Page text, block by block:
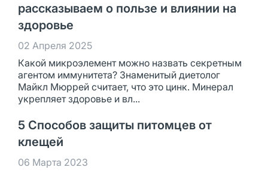
рассказываем о пользе и влиянии на
здоровье
02 Апреля 2025
Какой микроэлемент можно назвать секретным
агентом иммунитета? Знаменитый диетолог
Майкл Мюррей считает, что это цинк. Минерал
укрепляет здоровье и вл...
5 Способов защиты питомцев от
клещей
06 Марта 2023